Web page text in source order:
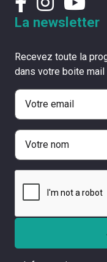
La newsletter
Recevez toute la
dans votre boite mail